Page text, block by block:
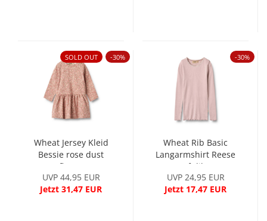
SOLD OUT -30%
Wheat Jersey Kleid
Bessie rose dust
flower
UVP 44,95 EUR
Jetzt 31,47 EUR
-30%
Wheat Rib Basic
Langarmshirt Reese
soft lilac
UVP 24,95 EUR
Jetzt 17,47 EUR